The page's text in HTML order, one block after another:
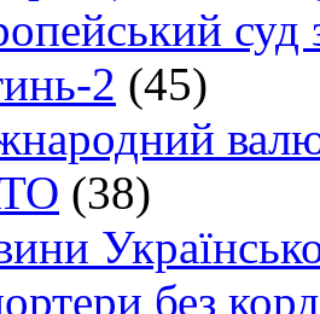
2 (45)
(38)
без